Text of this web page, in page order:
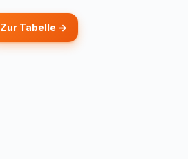
Zur Tabelle →